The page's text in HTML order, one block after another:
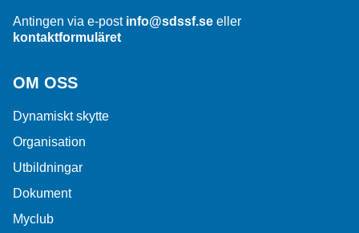
Antingen via e-post info@sdssf.se eller
kontaktformuläret
OM OSS
Dynamiskt skytte
Organisation
Utbildningar
Dokument
Myclub